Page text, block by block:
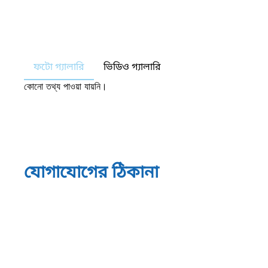
ফটো গ্যালারি ভিডিও গ্যালারি
কোনো তথ্য পাওয়া যায়নি।
যোগাযোগের ঠিকানা